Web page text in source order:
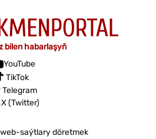
bilen habarlaşyň
YouTube
TikTok
Telegram
X (Twitter)
saýtlary döretmek